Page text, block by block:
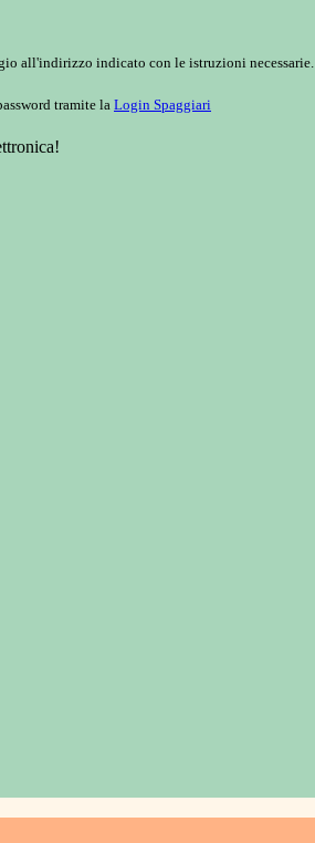
all'indirizzo indicato con le istruzioni necessarie.
tramite la Login Spaggiari